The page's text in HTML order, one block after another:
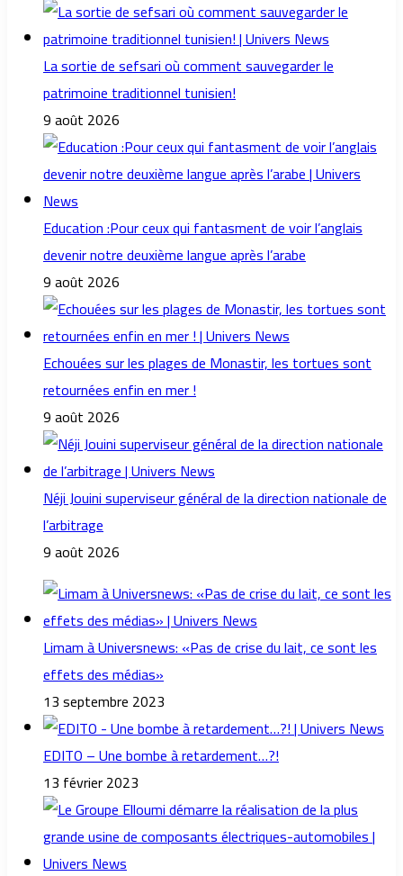
La sortie de sefsari où comment sauvegarder le
patrimoine traditionnel tunisien!
9 août 2026
Education :Pour ceux qui fantasment de voir l’anglais
devenir notre deuxième langue après l’arabe
9 août 2026
Echouées sur les plages de Monastir, les tortues sont
retournées enfin en mer !
9 août 2026
Néji Jouini superviseur général de la direction nationale de
l’arbitrage
9 août 2026
Limam à Universnews: «Pas de crise du lait, ce sont les
effets des médias»
13 septembre 2023
EDITO – Une bombe à retardement…?!
13 février 2023